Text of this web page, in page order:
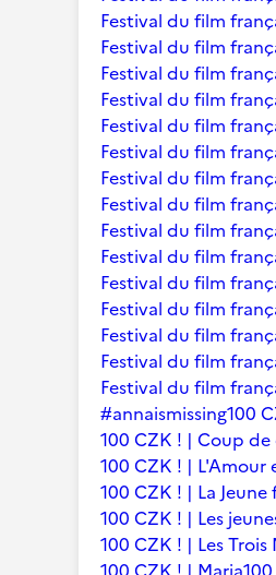
Festival du film
Festival du film
Festival du film
Festival du film
Festival du film
Festival du film
Festival du film
Festival du film
Festival du film
Festival du film
Festival du film
Festival du film
Festival du film
Festival du film
Festival du film
#annaismissing100
100 CZK ! | Coup
100 CZK ! | L'Amour
100 CZK ! | La Jeune
100 CZK ! | Les
100 CZK ! | Les